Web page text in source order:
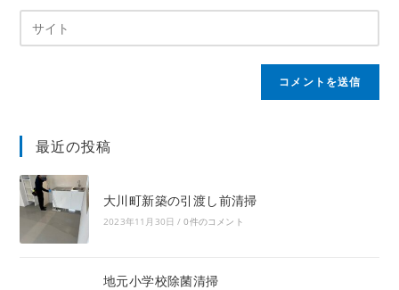
最近の投稿
大川町新築の引渡し前清掃
2023年11月30日 / 0件のコメント
地元小学校除菌清掃